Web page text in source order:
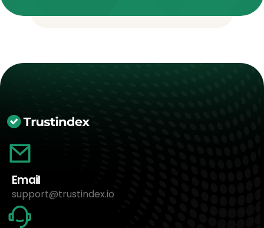
Email
support@trustindex.io